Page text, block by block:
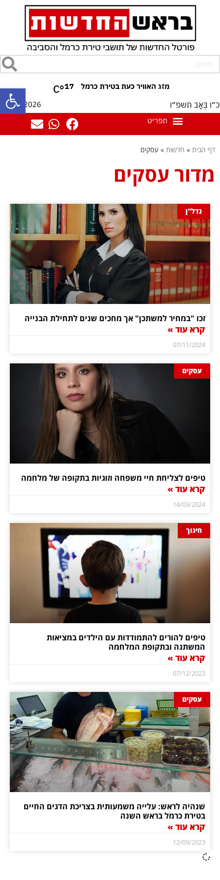
פתח 17
°C
כ״ו בְּאָב תשפ״ו 09/08/2026
דף הבית » חדשות » עסקים
מדור עסקים
נדל"ן
זכו "במחיר למשתכן" אך מחכים שנים לתחילת הבנייה
קרא עוד »
07/11/2024
עסקים
טיפים לצליחת חיי משפחה וזוגיות בתקופה של מלחמה
קרא עוד »
14/03/2024
חינוך
טיפים להורים להתמודדות עם הילדים במציאות
המשתנה ובתקופת המלחמה
קרא עוד »
07/12/2023
עסקים
שנהיה לראש: עלייה משמעותית בצריכת הדגים החיים
בטירת כרמל בראש השנה
קרא עוד »
12/09/2023